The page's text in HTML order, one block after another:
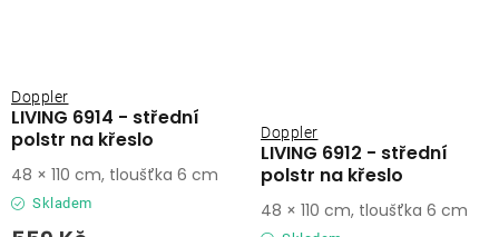
LIVING 6914 - střední
polstr na křeslo
Doppler
Skladem
48 × 110 cm, tloušťka 6 cm
LIVING 6912 - střední
polstr na křeslo
Doppler
48 × 110 cm, tloušťka 6 cm